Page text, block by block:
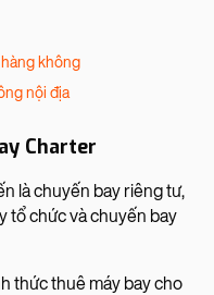
không
nội địa
Charter
là chuyến bay riêng tư,
tổ chức và chuyến bay
thức thuê máy bay cho